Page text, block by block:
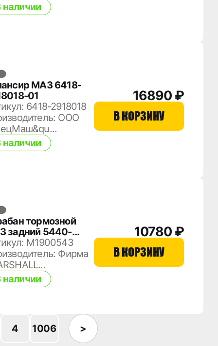
наличии
МАЗ 6418-
01
6418-2918018
ООО
наличии
16890 ₽
В КОРЗИНУ
тормозной
задний 5440-
M1900543
Фирма
наличии
10780 ₽
В КОРЗИНУ
4 1006 >